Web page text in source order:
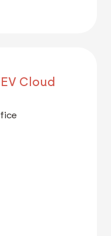
Cloud